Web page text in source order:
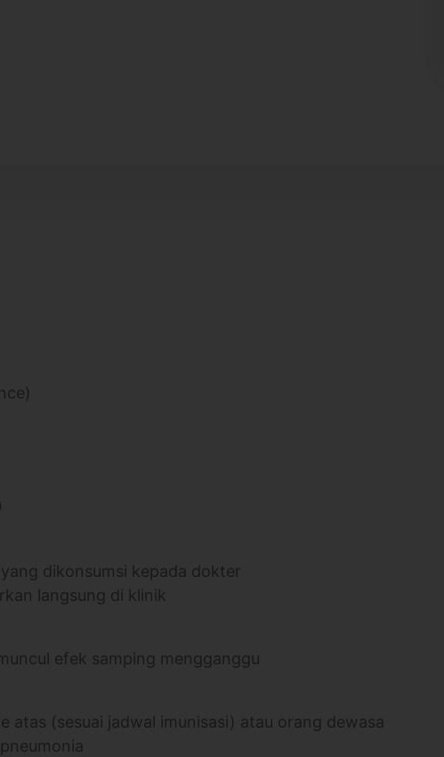
dikonsumsi kepada dokter
langsung di klinik
efek samping mengganggu
atas (sesuai jadwal imunisasi) atau orang dewasa